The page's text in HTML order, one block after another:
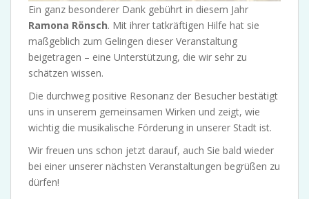
Ein ganz besonderer Dank gebührt in diesem Jahr
Ramona Rönsch. Mit ihrer tatkräftigen Hilfe hat sie
maßgeblich zum Gelingen dieser Veranstaltung
beigetragen – eine Unterstützung, die wir sehr zu
schätzen wissen.
Die durchweg positive Resonanz der Besucher bestätigt
uns in unserem gemeinsamen Wirken und zeigt, wie
wichtig die musikalische Förderung in unserer Stadt ist.
Wir freuen uns schon jetzt darauf, auch Sie bald wieder
bei einer unserer nächsten Veranstaltungen begrüßen zu
dürfen!